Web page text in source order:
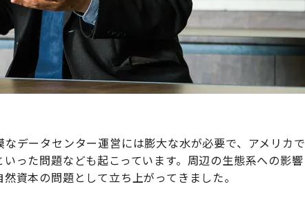
データセンター運営には膨大な水が必要で、アメリカで
った問題なども起こっています。周辺の生態系への影響
資本の問題として立ち上がってきました。